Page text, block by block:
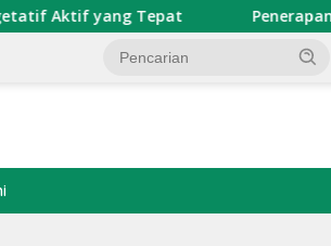
Penerapan IoT dalam